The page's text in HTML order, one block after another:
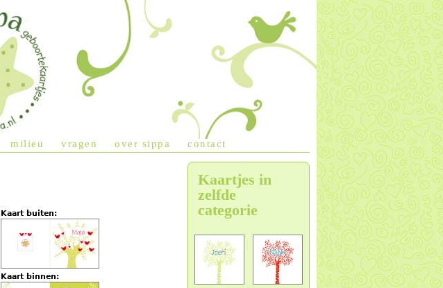
Kaart buiten:
Kaart binnen:
milieu vragen over sippa contact
Kaartjes in
zelfde
categorie